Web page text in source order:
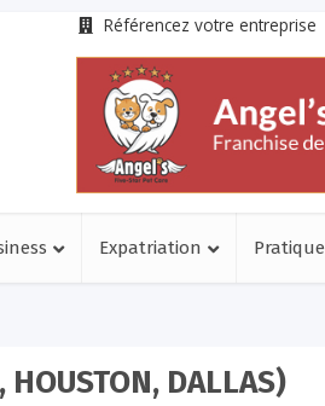
Référencez votre entreprise
Expatriation Pratique
HOUSTON, DALLAS)